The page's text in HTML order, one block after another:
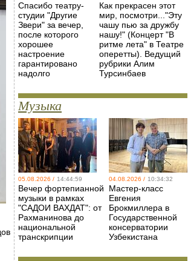
Спасибо театру-
студии "Другие
Звери" за вечер,
после которого
хорошее
настроение
гарантировано
надолго
Как прекрасен этот
мир, посмотри..."Эту
чашу пью за дружбу
нашу!" (Концерт "В
ритме лета" в Театре
оперетты). Ведущий
рубрики Алим
Турсинбаев
Музыка
05.08.2026 / 14:44:59
Вечер фортепианной
музыки в рамках
"САДОИ ВАХДАТ": от
Рахманинова до
национальной
транскрипции
04.08.2026 / 10:34:32
Мастер-класс
Евгения
Брокмиллера в
Государственной
консерватории
Узбекистана